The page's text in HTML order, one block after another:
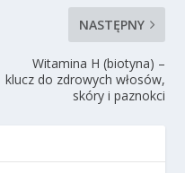
NASTĘPNY
Witamina H (biotyna) –
klucz do zdrowych włosów,
skóry i paznokci